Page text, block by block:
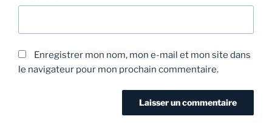
Enregistrer mon nom, mon e-mail et mon site dans
le navigateur pour mon prochain commentaire.